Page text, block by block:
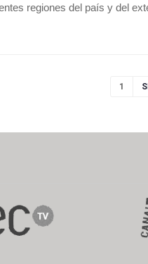
regiones del país y del
1